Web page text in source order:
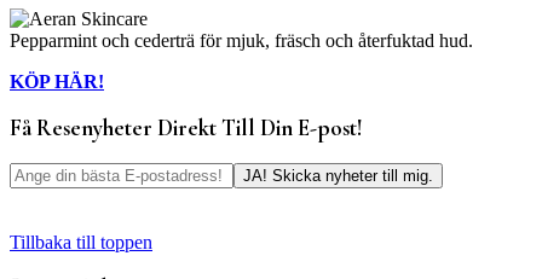
Pepparmint och cederträ för mjuk, fräsch och återfuktad hud.
KÖP HÄR!
Få Resenyheter Direkt Till Din E-post!
Tillbaka till toppen